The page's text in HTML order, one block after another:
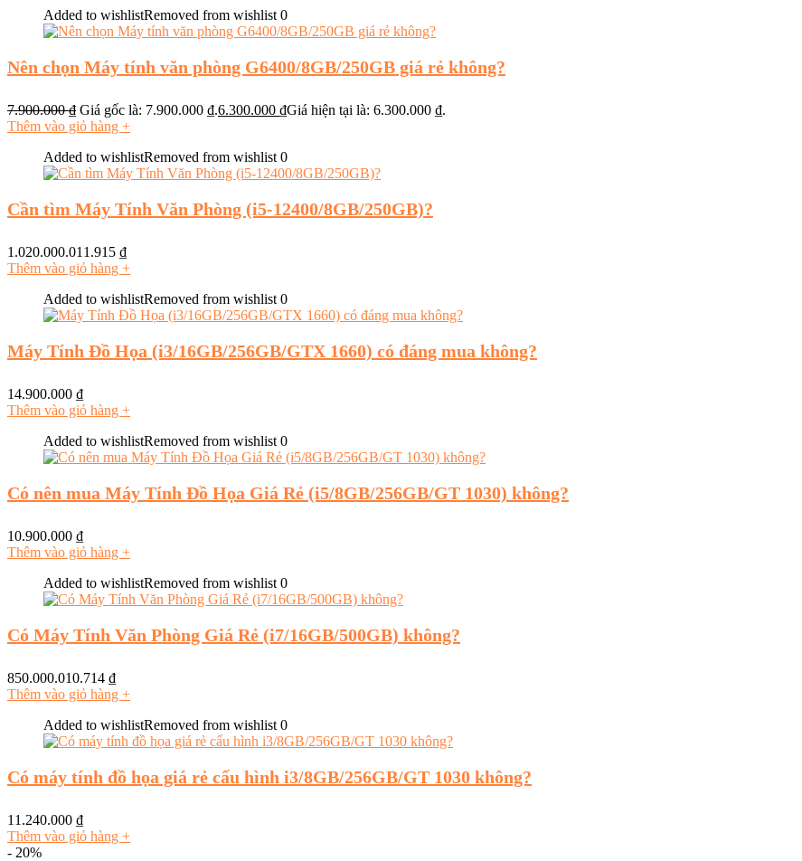
Added to wishlistRemoved from wishlist 0
Nên chọn Máy tính văn phòng G6400/8GB/250GB giá rẻ không?
7.900.000₫ Giá gốc là: 7.900.000 ₫.6.300.000 ₫Giá hiện tại là: 6.300.000 ₫.
Thêm vào giỏ hàng +
Added to wishlistRemoved from wishlist 0
Cần tìm Máy Tính Văn Phòng (i5-12400/8GB/250GB)?
1.020.000.011.915 ₫
Thêm vào giỏ hàng +
Added to wishlistRemoved from wishlist 0
Máy Tính Đồ Họa (i3/16GB/256GB/GTX 1660) có đáng mua không?
14.900.000 ₫
Thêm vào giỏ hàng +
Added to wishlistRemoved from wishlist 0
Có nên mua Máy Tính Đồ Họa Giá Rẻ (i5/8GB/256GB/GT 1030) không?
10.900.000 ₫
Thêm vào giỏ hàng +
Added to wishlistRemoved from wishlist 0
Có Máy Tính Văn Phòng Giá Rẻ (i7/16GB/500GB) không?
850.000.010.714 ₫
Thêm vào giỏ hàng +
Added to wishlistRemoved from wishlist 0
Có máy tính đồ họa giá rẻ cấu hình i3/8GB/256GB/GT 1030 không?
11.240.000 ₫
Thêm vào giỏ hàng +
- 20%